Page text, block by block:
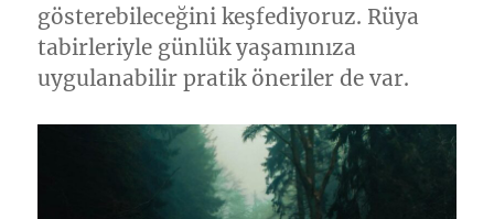
gösterebileceğini keşfediyoruz. Rüya
tabirleriyle günlük yaşamınıza
uygulanabilir pratik öneriler de var.